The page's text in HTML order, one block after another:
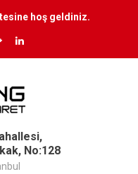
hoş geldiniz.
No:128